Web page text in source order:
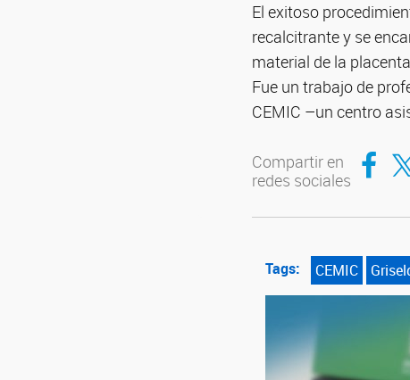
El exitoso
recalcitrante y se
material de la
Fue un trabajo de
CEMIC –un centro
Compartir en
redes sociales
Tags: CEMIC